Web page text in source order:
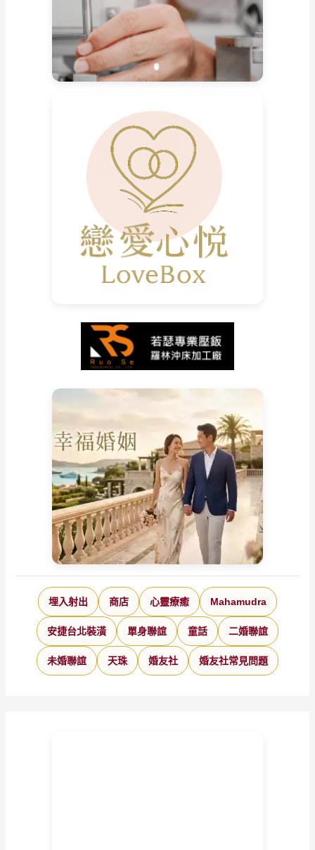
埋入射出 商店 心靈療癒 Mahamudra
安捷台北裝潢 單身聯誼 童話 二婚聯誼
未婚聯誼 天珠 婚友社 婚友社常見問題